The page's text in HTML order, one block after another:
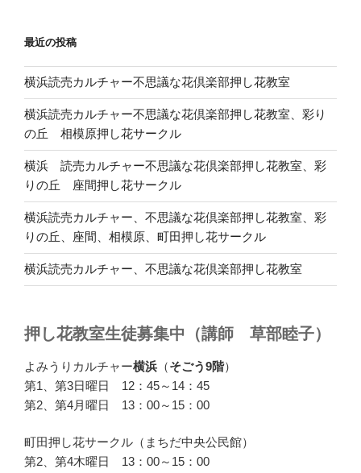
最近の投稿
横浜読売カルチャー不思議な花倶楽部押し花教室
横浜読売カルチャー不思議な花倶楽部押し花教室、彩り
の丘 相模原押し花サークル
横浜 読売カルチャー不思議な花倶楽部押し花教室、彩
りの丘 座間押し花サークル
横浜読売カルチャー、不思議な花倶楽部押し花教室、彩
りの丘、座間、相模原、町田押し花サークル
横浜読売カルチャー、不思議な花倶楽部押し花教室
押し花教室生徒募集中（講師 草部睦子）
よみうりカルチャー横浜 （そごう9階）
第1、第3日曜日 12：45～14：45
第2、第4月曜日 13：00～15：00
町田押し花サークル（まちだ中央公民館）
第2、第4木曜日 13：00～15：00